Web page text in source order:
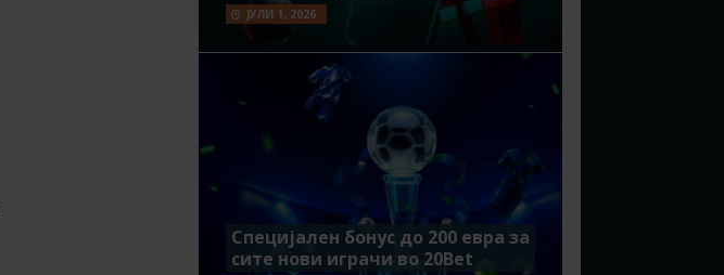
ЈУЛИ 1, 2026
Специјален бонус до 200 евра за
сите нови играчи во 20Bet